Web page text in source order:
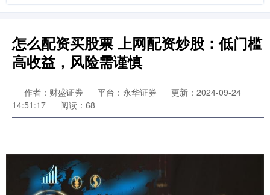
怎么配资买股票 上网配资炒股：低门槛
高收益，风险需谨慎
作者：财盛证券 平台：永华证券
更新：2024-09-24
14:51:17
阅读：68